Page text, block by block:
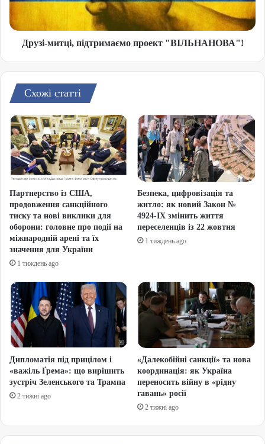
Друзі-митці, підтримаємо проект "ВІЛЬНАНОВА"!
Схожі статті
Партнерство із США,
продовження санкційного
тиску та нові виклики для
оборони: головне про події на
міжнародній арені та їх
значення для України
1 тиждень ago
Безпека, цифровізація та
житло: як новий Закон №
4924-IX змінить життя
переселенців із 22 жовтня
1 тиждень ago
Дипломатія під прицілом і
«важіль Ґрема»: що вирішить
зустріч Зеленського та Трампа
2 тижні ago
«Далекобійні санкції» та нова
координація: як Україна
переносить війну в «рідну
гавань» росії
2 тижні ago